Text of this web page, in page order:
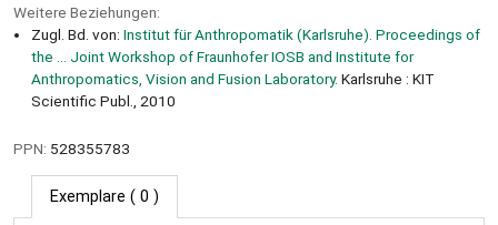
Weitere Beziehungen:
Zugl. Bd. von: Institut für Anthropomatik (Karlsruhe). Proceedings of
the ... Joint Workshop of Fraunhofer IOSB and Institute for
Anthropomatics, Vision and Fusion Laboratory. Karlsruhe : KIT
Scientific Publ., 2010
PPN: 528355783
Exemplare ( 0 )